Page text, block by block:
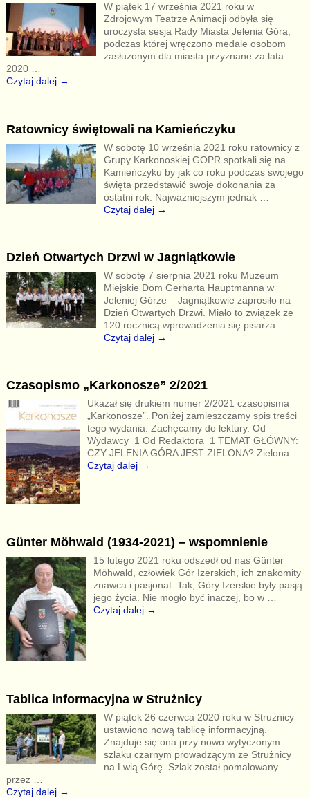
W piątek 17 września 2021 roku w
Zdrojowym Teatrze Animacji odbyła się
uroczysta sesja Rady Miasta Jelenia Góra,
podczas której wręczono medale osobom
zasłużonym dla miasta przyznane za lata
2020 …
Czytaj dalej →
Ratownicy świętowali na Kamieńczyku
W sobotę 10 września 2021 roku ratownicy z
Grupy Karkonoskiej GOPR spotkali się na
Kamieńczyku by jak co roku podczas swojego
święta przedstawić swoje dokonania za
ostatni rok. Najważniejszym jednak
Czytaj dalej →
Dzień Otwartych Drzwi w Jagniątkowie
W sobotę 7 sierpnia 2021 roku Muzeum
Miejskie Dom Gerharta Hauptmanna w
Jeleniej Górze – Jagniątkowie zaprosiło na
Dzień Otwartych Drzwi. Miało to związek ze
120 rocznicą wprowadzenia się pisarza
Czytaj dalej →
Czasopismo „Karkonosze” 2/2021
Ukazał się drukiem numer 2/2021 czasopisma
„Karkonosze”. Poniżej zamieszczamy spis treści
tego wydania. Zachęcamy do lektury. Od
Wydawcy 1 Od Redaktora 1 TEMAT GŁÓWNY:
CZY JELENIA GÓRA JEST ZIELONA? Zielona …
Czytaj dalej →
Günter Möhwald (1934-2021) – wspomnienie
15 lutego 2021 roku odszedł od nas Günter
Möhwald, człowiek Gór Izerskich, ich znakomity
znawca i pasjonat. Tak, Góry Izerskie były pasją
jego życia. Nie mogło być inaczej, bo w
Czytaj dalej →
Tablica informacyjna w Strużnicy
W piątek 26 czerwca 2020 roku w Strużnicy
ustawiono nową tablicę informacyjną.
Znajduje się ona przy nowo wytyczonym
szlaku czarnym prowadzącym ze Strużnicy
na Lwią Górę. Szlak został pomalowany
przez
Czytaj dalej →